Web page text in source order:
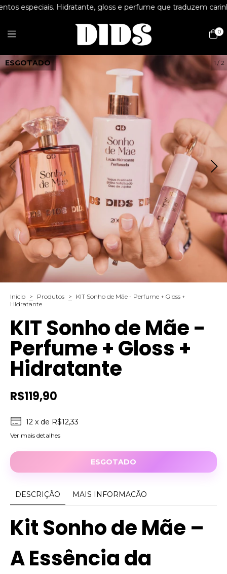
Hidratante, gloss e perfume que traduzem carinho
0
ESGOTADO 1 / 2
Início > Produtos >
KIT Sonho de Mãe - Perfume + Gloss +
Hidratante
KIT Sonho de Mãe -
Perfume + Gloss +
Hidratante
R$119,90
12 x de R$12,33
Ver mais detalhes
DESCRIÇÃO MAIS INFORMACÃO
Kit Sonho de Mãe –
A Essência da